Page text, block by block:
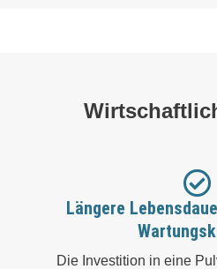
Längere
Die Investition in eine